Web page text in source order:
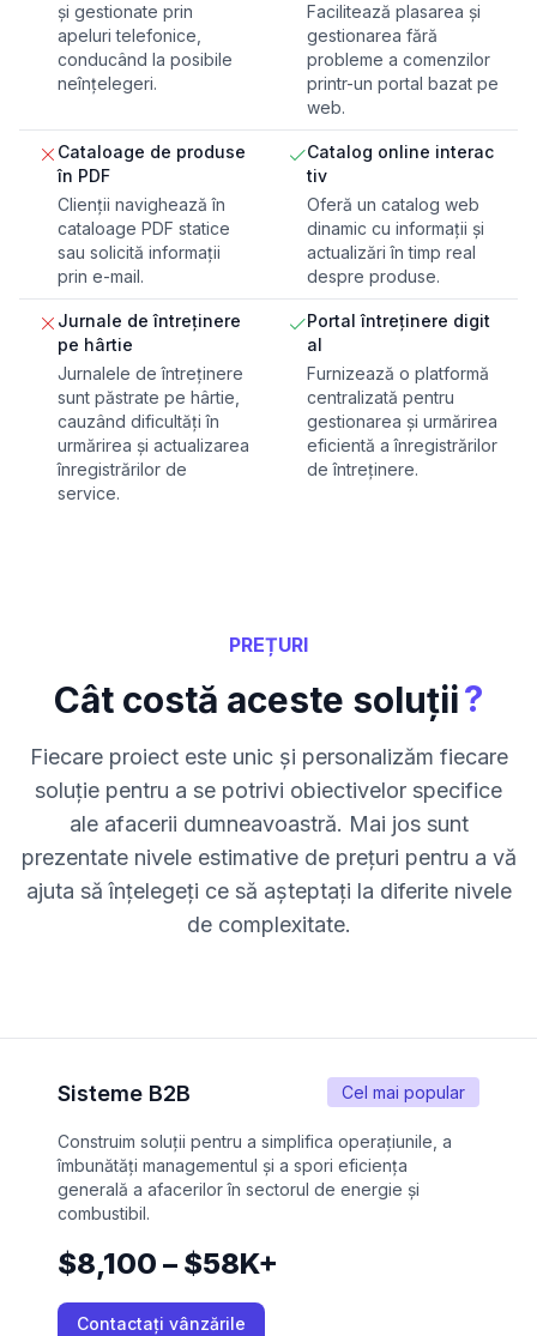
și gestionate prin
apeluri telefonice,
conducând la posibile
neînțelegeri.
Facilitează plasarea și
gestionarea fără
probleme a comenzilor
printr-un portal bazat pe
web.
Cataloage de produse
în PDF
Clienții navighează în
cataloage PDF statice
sau solicită informații
prin e-mail.
Catalog online interac
tiv
Oferă un catalog web
dinamic cu informații și
actualizări în timp real
despre produse.
Jurnale de întreținere
pe hârtie
Jurnalele de întreținere
sunt păstrate pe hârtie,
cauzând dificultăți în
urmărirea și actualizarea
înregistrărilor de
service.
Portal întreținere digit
al
Furnizează o platformă
centralizată pentru
gestionarea și urmărirea
eficientă a înregistrărilor
de întreținere.
PREȚURI
Cât costă aceste soluții?
Fiecare proiect este unic și personalizăm fiecare
soluție pentru a se potrivi obiectivelor specifice
ale afacerii dumneavoastră. Mai jos sunt
prezentate nivele estimative de prețuri pentru a vă
ajuta să înțelegeți ce să așteptați la diferite nivele
de complexitate.
Cel mai popular
Sisteme B2B
Construim soluții pentru a simplifica operațiunile, a
îmbunătăți managementul și a spori eficiența
generală a afacerilor în sectorul de energie și
combustibil.
$8,100 – $58K+
Contactați vânzările